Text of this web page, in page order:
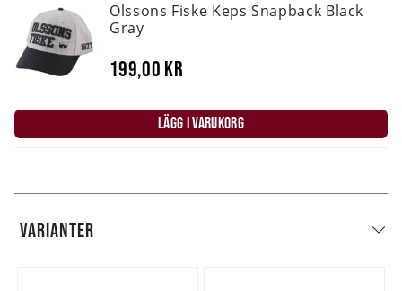
Olssons Fiske Keps Snapback Black
Gray
199,00 kr
LÄGG I VARUKORG
VARIANTER